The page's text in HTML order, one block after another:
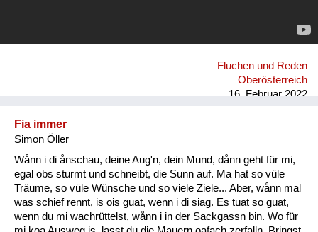
Fluchen und Reden
Oberösterreich
16. Februar 2022
Fia immer
Simon Öller
Wånn i di ånschau, deine Aug'n, dein Mund, dånn geht für mi,
egal obs sturmt und schneibt, die Sunn auf. Ma hat so vüle
Träume, so vüle Wünsche und so viele Ziele... Aber, wånn mal
was schief rennt, is ois guat, wenn i di siag. Es tuat so guat,
wenn du mi wachrüttelst, wånn i in der Sackgassn bin. Wo für